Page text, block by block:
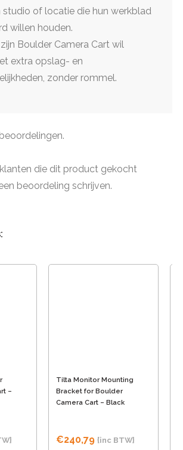
studio of locatie die hun werkblad
willen houden.
zijn Boulder Camera Cart wil
extra opslag- en
zonder rommel.
die dit product gekocht
beoordeling schrijven.
–
Tilta Monitor Mounting
Bracket for Boulder
Camera Cart – Black
€240,79 {inc BTW}